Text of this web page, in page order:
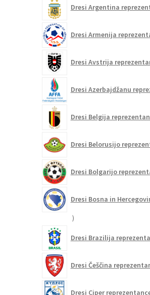
Dresi Argentina
Dresi Armenija
Dresi Avstrija
Dresi Azerbajdžanu
Dresi Belgija
Dresi Belorusijo
Dresi Bolgarijo
Dresi Bosna in
21
Dresi Brazilija
Dresi Češčina
Dresi Ciper